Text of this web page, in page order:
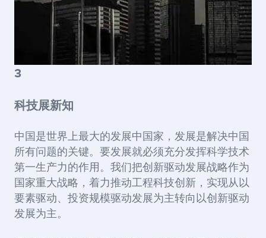
3
科技展新知
中国是世界上最大的发展中国家，发展是解决中国
所有问题的关键。 要发展就必须充分发挥科学技术
第一生产力的作用。我们把创新驱动发展战略作为
国家重大战略，着力推动工程科技创新，实现从以
要素驱动、投资规模驱动发展为主转向以创新驱动
发展为主。